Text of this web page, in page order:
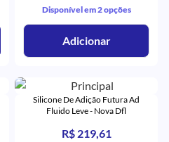
Disponível em 2 opções
Adicionar
Silicone De Adição Futura Ad
Fluido Leve - Nova Dfl
R$ 219,61